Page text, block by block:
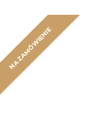
NA ZAMÓWIENIE